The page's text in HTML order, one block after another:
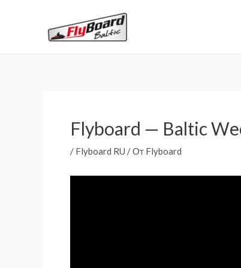
содержимому
Flyboard — Baltic
/ Flyboard RU / От Flyboard